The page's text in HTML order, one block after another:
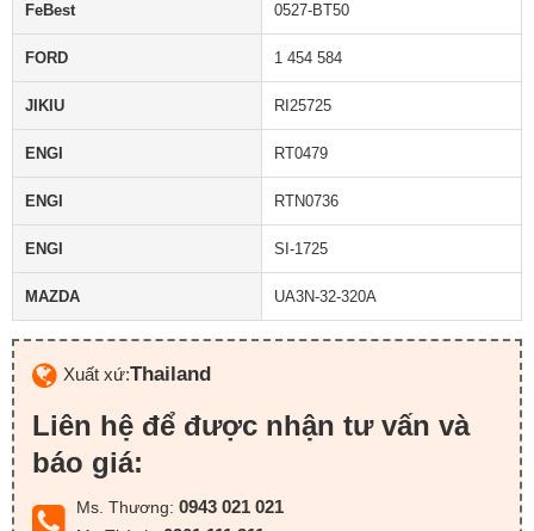
FeBest 0527-BT50
FORD 1 454 584
JIKIU RI25725
ENGI RT0479
ENGI RTN0736
ENGI SI-1725
MAZDA UA3N-32-320A
Xuất xứ:Thailand
Liên hệ để được nhận tư vấn và
báo giá:
Ms. Thương: 0943 021 021